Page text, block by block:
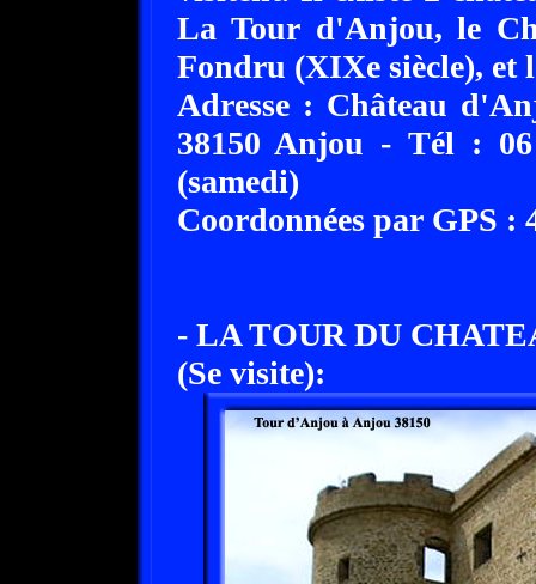
La Tour d'Anjou, le
Fondru (XIXe siècle), et
Adresse : Château
38150 Anjou - Tél :
(samedi)
Coordonnées par GPS :
- LA TOUR DU
(Se visite):